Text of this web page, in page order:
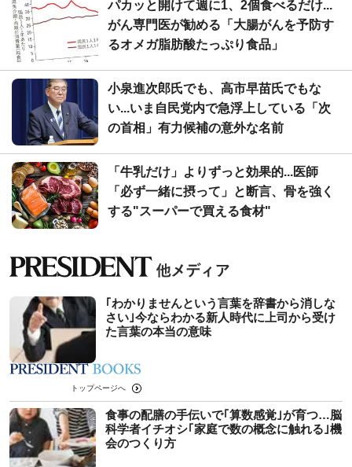
パカッと開けて週に1、2個食べるだけ...
がん専門医が勧める「大腸がんを予防す
るオメガ脂肪酸たっぷり食品」
小泉進次郎氏でも、高市早苗氏でもな
い...いま自民党内で急浮上している「次
の首相」有力候補の意外な名前
「牛乳だけ」よりずっと効果的...医師
「必ず一緒に摂って」と断言、骨を強く
する"スーパーで買える食材"
｢わかりませんという言葉を辞書から消しな
さい｣今ならわかる新人時代に上司から受け
た言葉の本当の意味
トップページへ
食事の配膳の手伝いで｢算数感覚｣が育つ…脳
科学者イチオシ｢家庭で数の概念に触れる｣機
会のつくり方